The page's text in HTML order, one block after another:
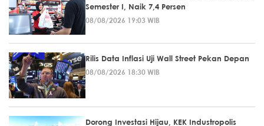
Semester I, Naik 7,4 Persen
08/08/2026 19:03 WIB
Rilis Data Inflasi Uji Wall Street Pekan Depan
08/08/2026 18:30 WIB
Dorong Investasi Hijau, KEK Industropolis